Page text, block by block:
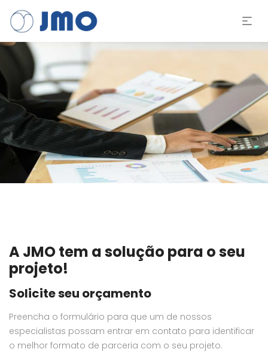
A JMO tem a solução para o seu
projeto!
Solicite seu orçamento
Preencha o formulário para que um de nossos
especialistas possam entrar em contato para identificar
o melhor formato de parceria com o seu projeto.